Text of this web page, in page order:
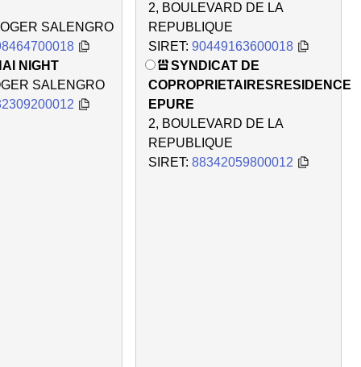
SALENGRO
NIGHT
SALENGRO
2, BOULEVARD DE LA
REPUBLIQUE
SIRET: 90449163600018
SYNDICAT DE
COPROPRIETAIRESRESIDENCE
EPURE
2, BOULEVARD DE LA
REPUBLIQUE
SIRET: 88342059800012